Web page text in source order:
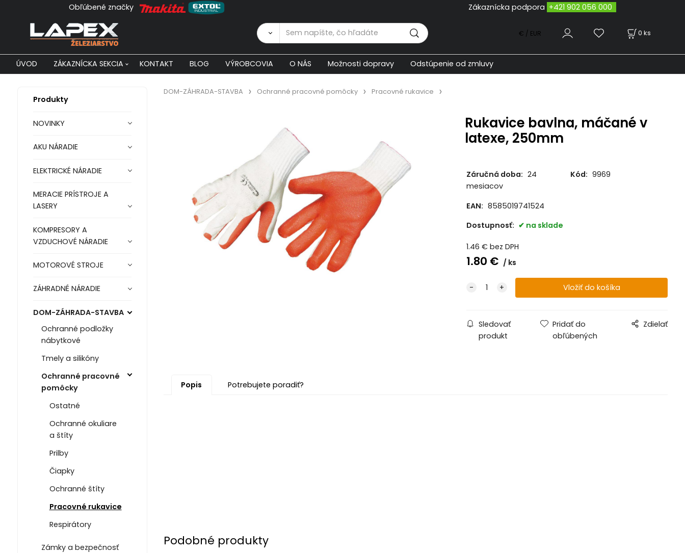
Obľúbené značky Zákaznícka podpora +421 902 056 000
0 ks
€ / EUR
ÚVOD ZÁKAZNÍCKA SEKCIA KONTAKT BLOG VÝROBCOVIA O NÁS Možnosti dopravy Odstúpenie od zmluvy
Produkty
NOVINKY
AKU NÁRADIE
ELEKTRICKÉ NÁRADIE
MERACIE PRÍSTROJE A
LASERY
KOMPRESORY A
VZDUCHOVÉ NÁRADIE
MOTOROVÉ STROJE
ZÁHRADNÉ NÁRADIE
DOM-ZÁHRADA-STAVBA
Ochranné podložky
nábytkové
Tmely a silikóny
Ochranné pracovné
pomôcky
Ostatné
Ochranné okuliare
a štíty
Prilby
Čiapky
Ochranné štíty
Pracovné rukavice
Respirátory
Zámky a bezpečnosť
DOM-ZÁHRADA-STAVBA Ochranné pracovné pomôcky Pracovné rukavice
Rukavice bavlna, máčané v
latexe, 250mm
Záručná doba: 24
mesiacov
Kód: 9969
EAN: 8585019741524
Dostupnosť:
na sklade
1.46 € bez DPH
1.80 € ks
Sledovať
produkt
Pridať do
obľúbených
Zdielať
Popis Potrebujete poradiť?
Podobné produkty